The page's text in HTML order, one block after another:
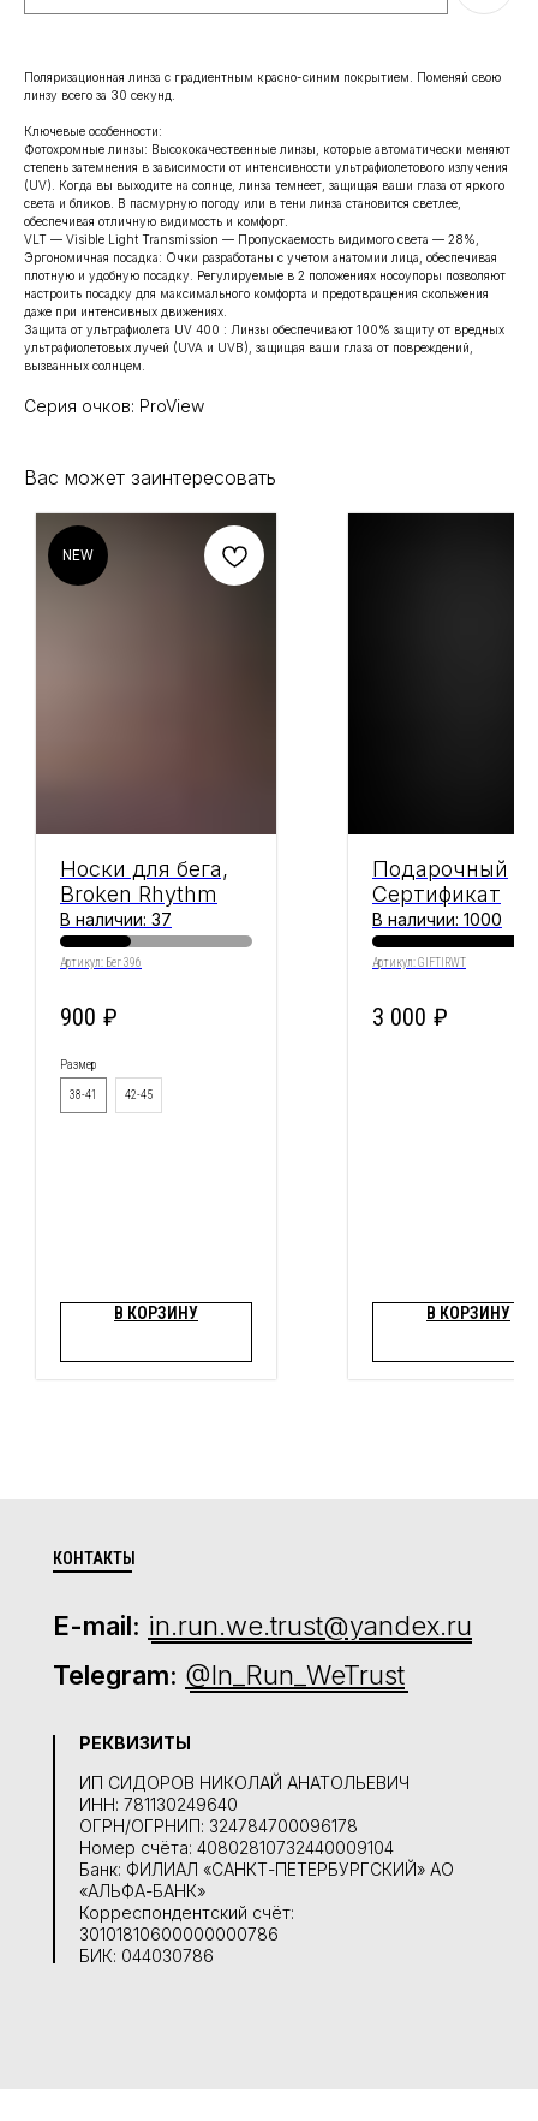
Поляризационная линза с градиентным красно-синим покрытием. Поменяй свою
линзу всего за 30 секунд.
Ключевые особенности:
Фотохромные линзы: Высококачественные линзы, которые автоматически меняют
степень затемнения в зависимости от интенсивности ультрафиолетового излучения
(UV). Когда вы выходите на солнце, линза темнеет, защищая ваши глаза от яркого
света и бликов. В пасмурную погоду или в тени линза становится светлее,
обеспечивая отличную видимость и комфорт.
VLT — Visible Light Transmission — Пропускаемость видимого света — 28%,
Эргономичная посадка: Очки разработаны с учетом анатомии лица, обеспечивая
плотную и удобную посадку. Регулируемые в 2 положениях носоупоры позволяют
настроить посадку для максимального комфорта и предотвращения скольжения
даже при интенсивных движениях.
Защита от ультрафиолета UV 400 : Линзы обеспечивают 100% защиту от вредных
ультрафиолетовых лучей (UVA и UVB), защищая ваши глаза от повреждений,
вызванных солнцем.
Серия очков: ProView
Вас может заинтересовать
NEW
Носки для бега,
Broken Rhythm
В наличии: 37
Артикул: Бег 396
900 ₽
Размер
38-41 42-45
В КОРЗИНУ
Подарочный
Сертификат
В наличии: 1000
Артикул:GIFTIRWT
3 000 ₽
В КОРЗИНУ
КОНТАКТЫ
ИП СИДОРОВ НИКОЛАЙ АНАТОЛЬЕВИЧ
ИНН: 781130249640
ОГРН/ОГРНИП: 324784700096178
Номер счёта: 40802810732440009104
Банк: ФИЛИАЛ «САНКТ-ПЕТЕРБУРГСКИЙ» АО
«АЛЬФА-БАНК»
Корреспондентский счёт:
30101810600000000786
БИК: 044030786
РЕКВИЗИТЫ
Telegram: @In_Run_WeTrust
E-mail: in.run.we.trust@yandex.ru